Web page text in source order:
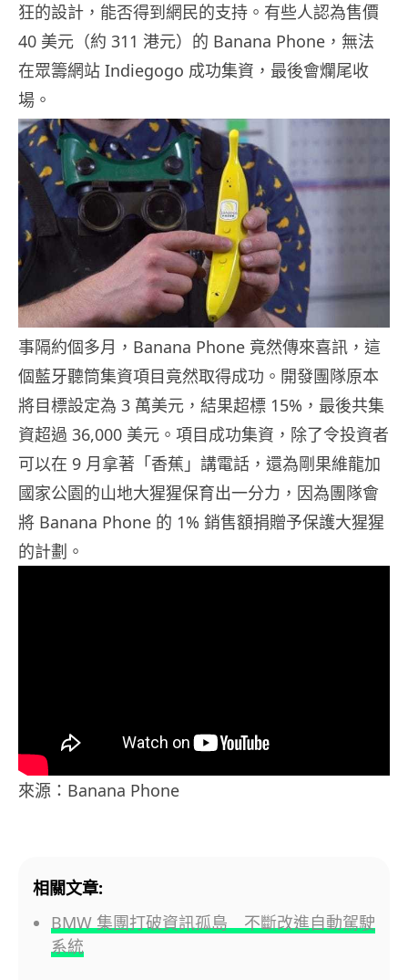
狂的設計，能否得到網民的支持。有些人認為售價
40 美元（約 311 港元）的 Banana Phone，無法
在眾籌網站 Indiegogo 成功集資，最後會爛尾收
場。
事隔約個多月，Banana Phone 竟然傳來喜訊，這
個藍牙聽筒集資項目竟然取得成功。開發團隊原本
將目標設定為 3 萬美元，結果超標 15%，最後共集
資超過 36,000 美元。項目成功集資，除了令投資者
可以在 9 月拿著「香蕉」講電話，還為剛果維龍加
國家公園的山地大猩猩保育出一分力，因為團隊會
將 Banana Phone 的 1% 銷售額捐贈予保護大猩猩
的計劃。
來源：Banana Phone
相關文章:
BMW 集團打破資訊孤島 不斷改進自動駕駛
系統